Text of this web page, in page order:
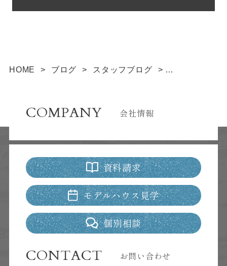
HOME > ブログ > スタッフブログ
>
COMPANY 会社情報
資料請求
モデルハウス見学
個別相談
CONTACT お問い合わせ